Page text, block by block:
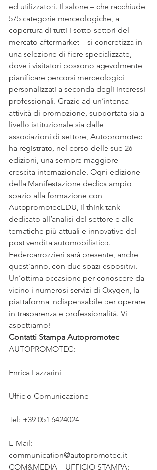
ed utilizzatori. Il salone – che racchiude
575 categorie merceologiche, a
copertura di tutti i sotto-settori del
mercato aftermarket – si concretizza in
una selezione di fiere specializzate,
dove i visitatori possono agevolmente
pianificare percorsi merceologici
personalizzati a seconda degli interessi
professionali. Grazie ad un’intensa
attività di promozione, supportata sia a
livello istituzionale sia dalle
associazioni di settore, Autopromotec
ha registrato, nel corso delle sue 26
edizioni, una sempre maggiore
crescita internazionale. Ogni edizione
della Manifestazione dedica ampio
spazio alla formazione con
AutopromotecEDU, il think tank
dedicato all’analisi del settore e alle
tematiche più attuali e innovative del
post vendita automobilistico.
Federcarrozzieri sarà presente, anche
quest’anno, con due spazi espositivi.
Un’ottima occasione per conoscere da
vicino i numerosi servizi di Oxygen, la
piattaforma indispensabile per operare
in trasparenza e professionalità. Vi
aspettiamo!
Contatti Stampa Autopromotec
AUTOPROMOTEC:
Enrica Lazzarini
Ufficio Comunicazione
Tel: +39 051 6424024
E-Mail:
communication@autopromotec.it
COM&MEDIA – UFFICIO STAMPA: